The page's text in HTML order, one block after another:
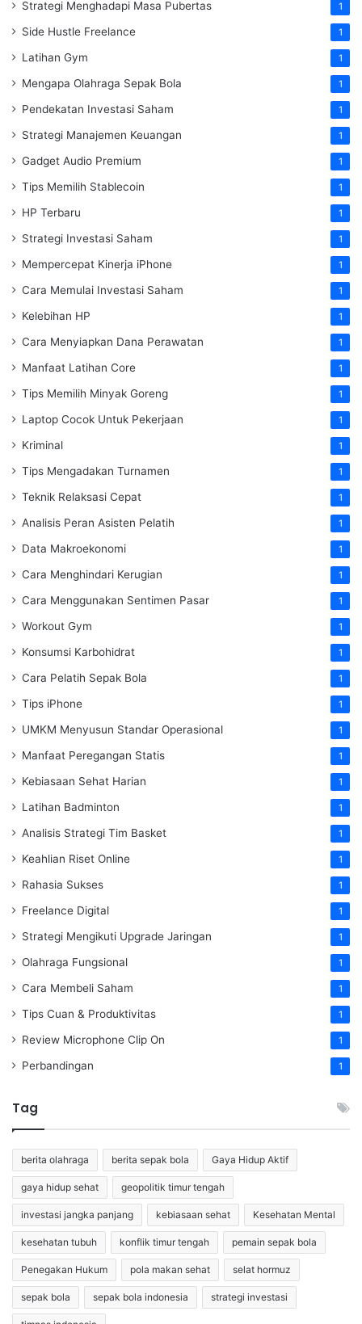
Strategi Menghadapi Masa Pubertas 1
Side Hustle Freelance 1
Latihan Gym 1
Mengapa Olahraga Sepak Bola 1
Pendekatan Investasi Saham 1
Strategi Manajemen Keuangan 1
Gadget Audio Premium 1
Tips Memilih Stablecoin 1
HP Terbaru 1
Strategi Investasi Saham 1
Mempercepat Kinerja iPhone 1
Cara Memulai Investasi Saham 1
Kelebihan HP 1
Cara Menyiapkan Dana Perawatan 1
Manfaat Latihan Core 1
Tips Memilih Minyak Goreng 1
Laptop Cocok Untuk Pekerjaan 1
Kriminal 1
Tips Mengadakan Turnamen 1
Teknik Relaksasi Cepat 1
Analisis Peran Asisten Pelatih 1
Data Makroekonomi 1
Cara Menghindari Kerugian 1
Cara Menggunakan Sentimen Pasar 1
Workout Gym 1
Konsumsi Karbohidrat 1
Cara Pelatih Sepak Bola 1
Tips iPhone 1
UMKM Menyusun Standar Operasional 1
Manfaat Peregangan Statis 1
Kebiasaan Sehat Harian 1
Latihan Badminton 1
Analisis Strategi Tim Basket 1
Keahlian Riset Online 1
Rahasia Sukses 1
Freelance Digital 1
Strategi Mengikuti Upgrade Jaringan 1
Olahraga Fungsional 1
Cara Membeli Saham 1
Tips Cuan & Produktivitas 1
Review Microphone Clip On 1
Perbandingan 1
Tag
berita olahraga berita sepak bola Gaya Hidup Aktif
gaya hidup sehat geopolitik timur tengah
investasi jangka panjang kebiasaan sehat Kesehatan Mental
kesehatan tubuh konflik timur tengah pemain sepak bola
Penegakan Hukum pola makan sehat selat hormuz
sepak bola sepak bola indonesia strategi investasi